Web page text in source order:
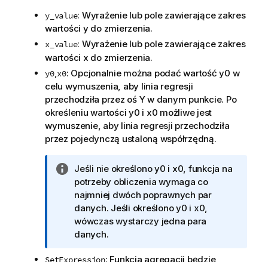
y_value: Wyrażenie lub pole zawierające zakres
wartości ydo zmierzenia.
x_value: Wyrażenie lub pole zawierające zakres
wartości x do zmierzenia.
y0,x0: Opcjonalnie można podać wartośćy0 w
celu wymuszenia, aby linia regresji
przechodziła przez oś Y w danym punkcie. Po
określeniu wartości y0 i x0 możliwe jest
wymuszenie, aby linia regresji przechodziła
przez pojedynczą ustaloną współrzędną.
I
n
f
o
r
m
Jeśli nie określonoy0 i x0, funkcja na
potrzeby obliczenia wymaga co
najmniej dwóch poprawnych par
danych. Jeśli określonoy0 i x0,
wówczas wystarczy jedna para
danych.
: Funkcja agregacji będzie